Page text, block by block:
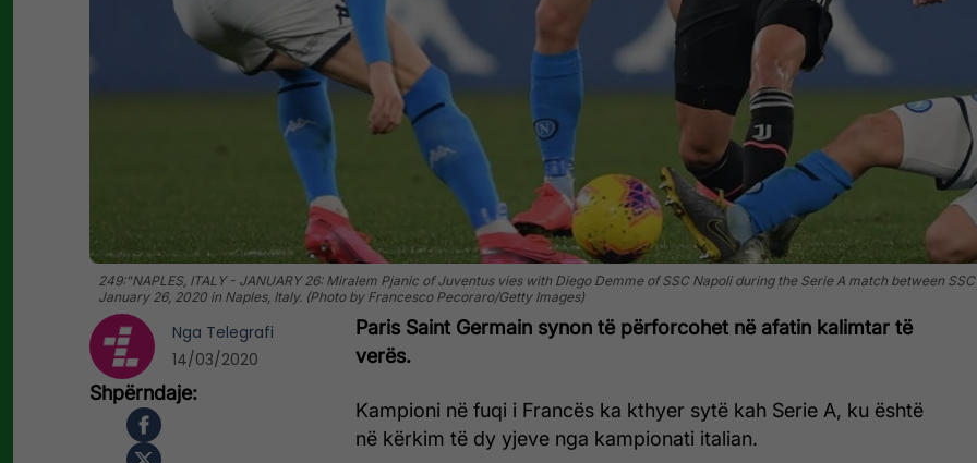
249:"NAPLES, ITALY - JANUARY 26: Miralem Pjanic of Juventus vies with Diego Demme of SSC Napoli during the Serie A match between
January 26, 2020 in Naples, Italy. (Photo by Francesco Pecoraro/Getty Images)
Paris Saint Germain synon të përforcohet në afatin kalimtar të
verës.
Kampioni në fuqi i Francës ka kthyer sytë kah Serie A, ku është
në kërkim të dy yjeve nga kampionati italian.
Nga Telegrafi
14/03/2020